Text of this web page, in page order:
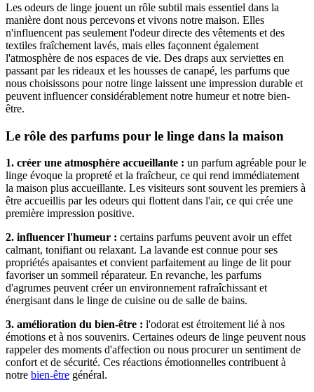
Les odeurs de linge jouent un rôle subtil mais essentiel dans la
manière dont nous percevons et vivons notre maison. Elles
n'influencent pas seulement l'odeur directe des vêtements et des
textiles fraîchement lavés, mais elles façonnent également
l'atmosphère de nos espaces de vie. Des draps aux serviettes en
passant par les rideaux et les housses de canapé, les parfums que
nous choisissons pour notre linge laissent une impression durable et
peuvent influencer considérablement notre humeur et notre bien-
être.
Le rôle des parfums pour le linge dans la maison
1. créer une atmosphère accueillante : un parfum agréable pour le
linge évoque la propreté et la fraîcheur, ce qui rend immédiatement
la maison plus accueillante. Les visiteurs sont souvent les premiers à
être accueillis par les odeurs qui flottent dans l'air, ce qui crée une
première impression positive.
2. influencer l'humeur : certains parfums peuvent avoir un effet
calmant, tonifiant ou relaxant. La lavande est connue pour ses
propriétés apaisantes et convient parfaitement au linge de lit pour
favoriser un sommeil réparateur. En revanche, les parfums
d'agrumes peuvent créer un environnement rafraîchissant et
énergisant dans le linge de cuisine ou de salle de bains.
3. amélioration du bien-être : l'odorat est étroitement lié à nos
émotions et à nos souvenirs. Certaines odeurs de linge peuvent nous
rappeler des moments d'affection ou nous procurer un sentiment de
confort et de sécurité. Ces réactions émotionnelles contribuent à
notre bien-être général.